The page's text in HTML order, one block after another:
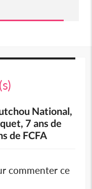
National,
7 ans de
de FCFA
commenter ce